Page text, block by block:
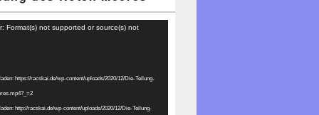
Format(s) not supported or source(s) not
https://racskai.de/wp-content/uploads/2020/12/Die-Teilung-
http://racskai.de/wp-content/uploads/2020/12/Die-Teilung-